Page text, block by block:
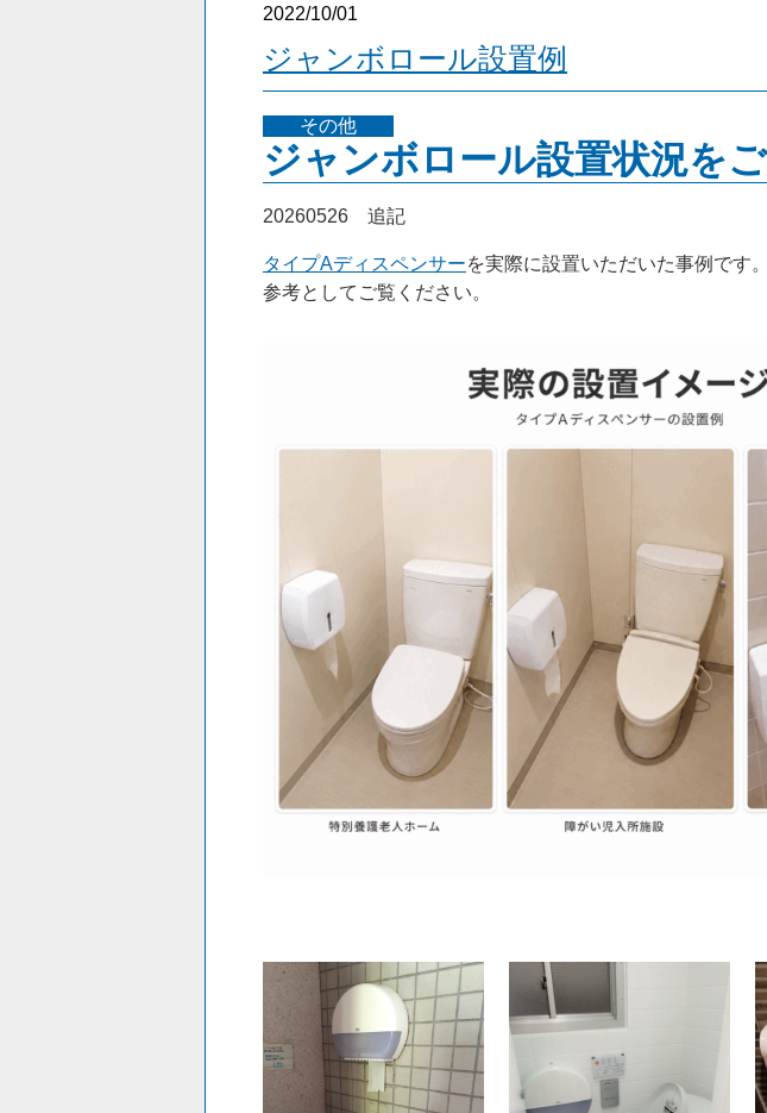
ジャンボロール設置例
その他
ジャンボロール設置状況を
20260526 追記
タイプAディスペンサーを実際に設置いただいた事例です
参考としてご覧ください。
2022/10/01